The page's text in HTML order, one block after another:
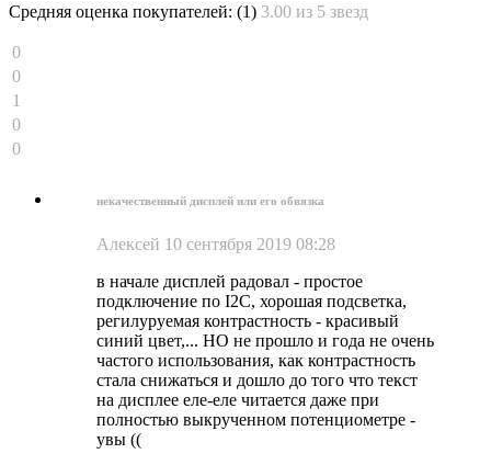
Средняя оценка покупателей: (1) 3.00 из 5 звезд
0
0
1
0
0
некачественный дисплей или его обвязка
Алексей 10 сентября 2019 08:28
в начале дисплей радовал - простое
подключение по I2C, хорошая подсветка,
регилуруемая контрастность - красивый
синий цвет,... НО не прошло и года не очень
частого использования, как контрастность
стала снижаться и дошло до того что текст
на дисплее еле-еле читается даже при
полностью выкрученном потенциометре -
увы ((